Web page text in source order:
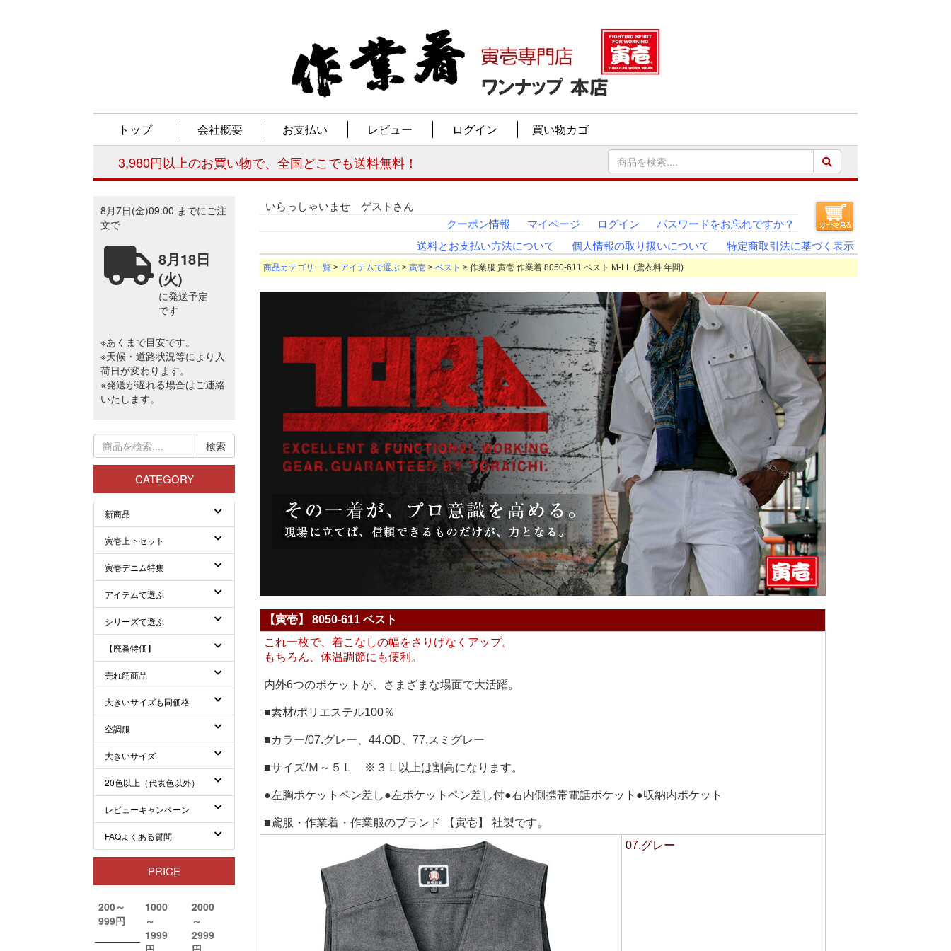
いらっしゃいませ ゲストさん
クーポン情報
マイページ ログイン
パスワードをお忘れですか？
送料とお支払い方法について
個人情報の取り扱いについて 特定商取引法に基づく表示
商品カテゴリ一覧 > アイテムで選ぶ > 寅壱 > ベスト > 作業服 寅壱 作業着 8050-611 ベスト M-LL (鳶衣料 年間)
【寅壱】 8050-611 ベスト
これ一枚で、着こなしの幅をさりげなくアップ。
もちろん、体温調節にも便利。
内外6つのポケットが、さまざまな場面で大活躍。
■素材/ポリエステル100％
■カラー/07.グレー、44.OD、77.スミグレー
■サイズ/Ｍ～５Ｌ ※３Ｌ以上は割高になります。
●左胸ポケットペン差し●左ポケットペン差し付●右内側携帯電話ポケット●収納内ポケット
■鳶服・作業着・作業服のブランド 【寅壱】 社製です。
07.グレー